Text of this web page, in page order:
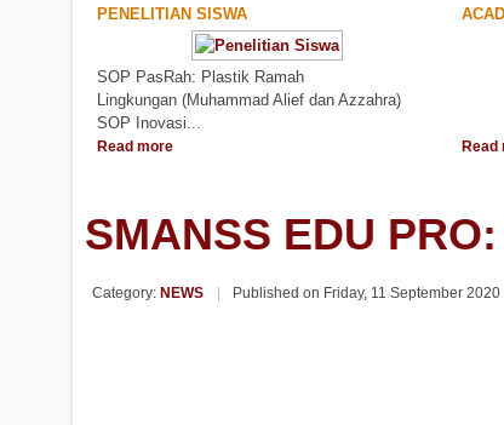
PENELITIAN SISWA
SOP PasRah: Plastik Ramah
Lingkungan (Muhammad Alief dan Azzahra)
SOP Inovasi...
Read more Read
SMANSS EDU
Category: NEWS Published on Friday, 11 September 2020